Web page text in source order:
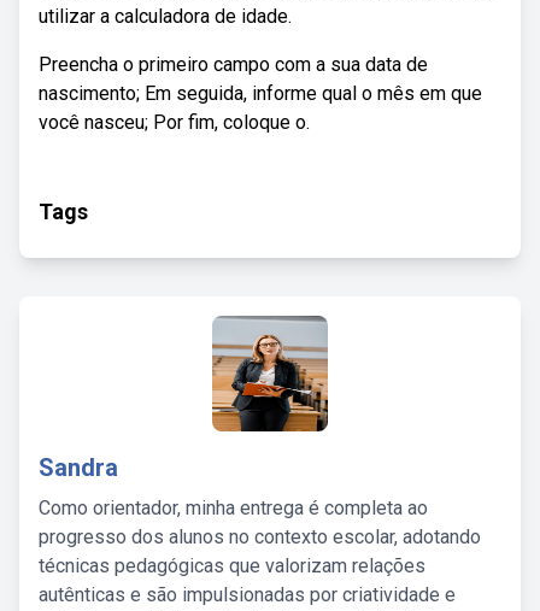
utilizar a calculadora de idade.
Preencha o primeiro campo com a sua data de
nascimento; Em seguida, informe qual o mês em que
você nasceu; Por fim, coloque o.
Tags
Sandra
Como orientador, minha entrega é completa ao
progresso dos alunos no contexto escolar, adotando
técnicas pedagógicas que valorizam relações
autênticas e são impulsionadas por criatividade e